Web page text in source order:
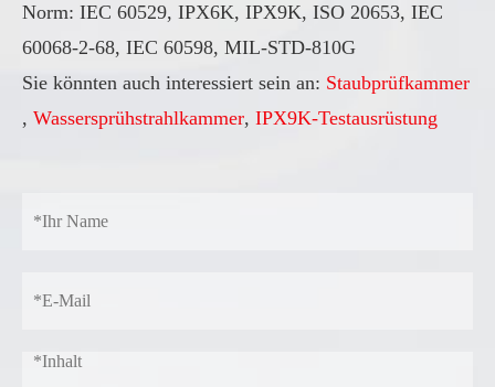
Norm: IEC 60529, IPX6K, IPX9K, ISO 20653, IEC
60068-2-68, IEC 60598, MIL-STD-810G
Sie könnten auch interessiert sein an: Staubprüfkammer
, Wassersprühstrahlkammer, IPX9K-Testausrüstung